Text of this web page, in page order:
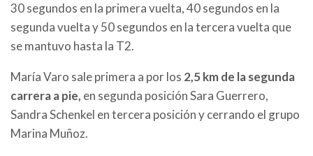
30 segundos en la primera vuelta, 40 segundos en la
segunda vuelta y 50 segundos en la tercera vuelta que
se mantuvo hasta la T2.
María Varo sale primera a por los 2,5 km de la segunda
carrera a pie, en segunda posición Sara Guerrero,
Sandra Schenkel en tercera posición y cerrando el grupo
Marina Muñoz.